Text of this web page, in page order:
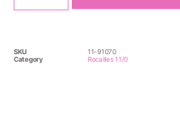
SKU
11-91070
Category
Rocailles 11/0